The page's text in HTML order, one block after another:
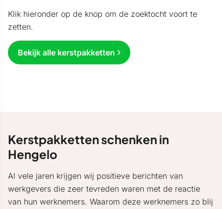
Klik hieronder op de knop om de zoektocht voort te
zetten.
Bekijk alle kerstpakketten
Kerstpakketten schenken in
Hengelo
Al vele jaren krijgen wij positieve berichten van
werkgevers die zeer tevreden waren met de reactie
van hun werknemers. Waarom deze werknemers zo blij